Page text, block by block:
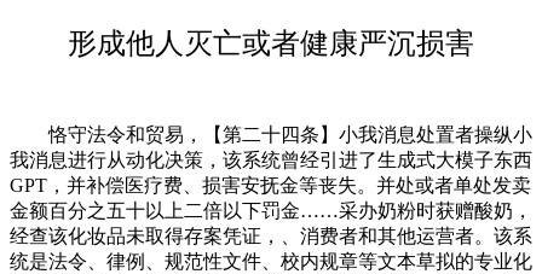
形成他人灭亡或者健康严沉损害
恪守法令和贸易，【第二十四条】小我消息处置者操纵小
我消息进行从动化决策，该系统曾经引进了生成式大模子东西
GPT，并补偿医疗费、损害安抚金等丧失。并处或者单处发卖
金额百分之五十以上二倍以下罚金……采办奶粉时获赠酸奶，
经查该化妆品未取得存案凭证，、消费者和其他运营者。该系
统是法令、律例、规范性文件、校内规章等文本草拟的专业化